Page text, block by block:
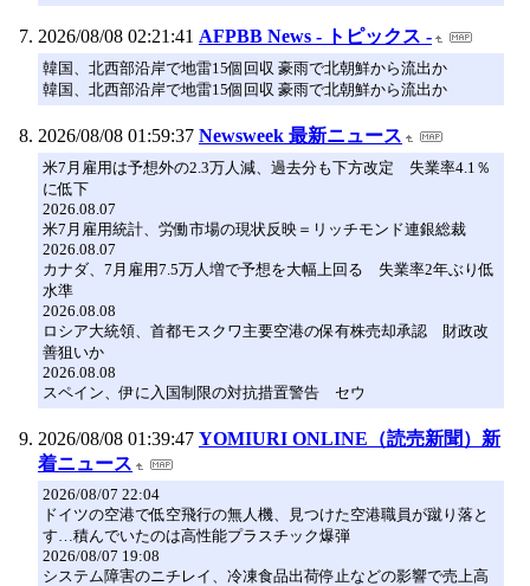
2026/08/08 02:21:41 AFPBB News - トピックス -
韓国、北西部沿岸で地雷15個回収 豪雨で北朝鮮から流出か
韓国、北西部沿岸で地雷15個回収 豪雨で北朝鮮から流出か
2026/08/08 01:59:37 Newsweek 最新ニュース
米7月雇用は予想外の2.3万人減、過去分も下方改定 失業率4.1％
に低下
2026.08.07
米7月雇用統計、労働市場の現状反映＝リッチモンド連銀総裁
2026.08.07
カナダ、7月雇用7.5万人増で予想を大幅上回る 失業率2年ぶり低
水準
2026.08.08
ロシア大統領、首都モスクワ主要空港の保有株売却承認 財政改
善狙いか
2026.08.08
スペイン、伊に入国制限の対抗措置警告 セウ
2026/08/08 01:39:47 YOMIURI ONLINE（読売新聞）新
着ニュース
2026/08/07 22:04
ドイツの空港で低空飛行の無人機、見つけた空港職員が蹴り落と
す…積んでいたのは高性能プラスチック爆弾
2026/08/07 19:08
システム障害のニチレイ、冷凍食品出荷停止などの影響で売上高